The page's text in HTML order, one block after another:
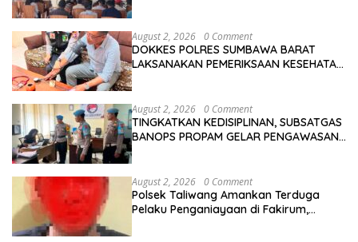
August 2, 2026 0 Comment
DOKKES POLRES SUMBAWA BARAT
LAKSANAKAN PEMERIKSAAN KESEHATAN
August 2, 2026 0 Comment
TINGKATKAN KEDISIPLINAN, SUBSATGAS
BANOPS PROPAM GELAR PENGAWASAN
August 2, 2026 0 Comment
Polsek Taliwang Amankan Terduga
Pelaku Penganiayaan di Fakirum,